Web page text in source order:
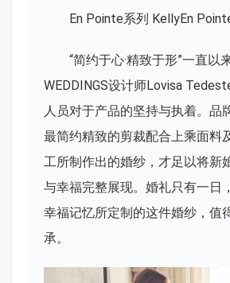
En Pointe系列 KellyEn
“简约于心·精致于形”一直以
WEDDINGS设计师Lovisa
人员对于产品的坚持与执着。品
最简约精致的剪裁配合上乘面料
工所制作出的婚纱，才足以将新
与幸福完整展现。婚礼只有一日
幸福记忆所定制的这件婚纱，值
承。